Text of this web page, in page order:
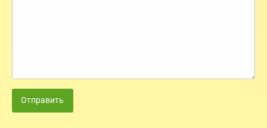
Отправить